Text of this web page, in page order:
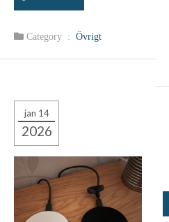
Category : Övrigt
jan 14
2026